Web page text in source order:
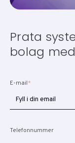
Prata
bolag
E-mail*
Telefonnummer